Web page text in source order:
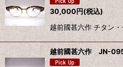
30,000円(税込)
越前國甚六作 チタン
越前國甚六作 JN-